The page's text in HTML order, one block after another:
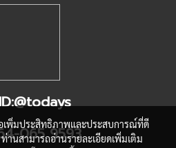
065 9593
เพิ่มประสิทธิภาพและประสบการณ์ที่ดี
านสามารถอ่านรายละเอียดเพิ่มเติม